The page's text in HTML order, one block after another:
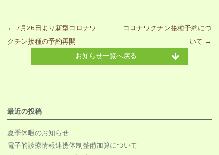
Post navigation
← 7月26日より新型コロナワ
クチン接種の予約再開
コロナワクチン接種予約につ
いて →
お知らせ一覧へ戻る
最近の投稿
夏季休暇のお知らせ
電子的診療情報連携体制整備加算について